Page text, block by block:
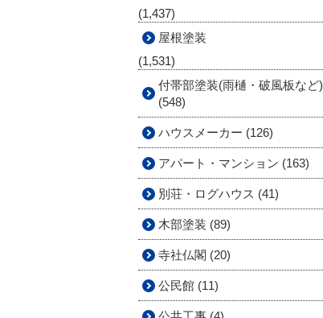
(1,437)
屋根塗装
(1,531)
付帯部塗装(雨樋・破風板など)
(548)
ハウスメーカー (126)
アパート・マンション (163)
別荘・ログハウス (41)
木部塗装 (89)
寺社仏閣 (20)
公民館 (11)